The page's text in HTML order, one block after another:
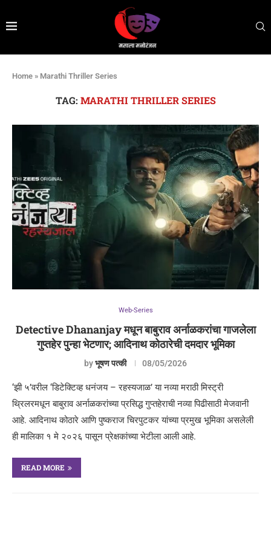
Home » Marathi Thriller Series
TAG: MARATHI THRILLER SERIES
Web-Series
Detective Dhananjay मधून बाबुराव अर्नाळकरांचा गाजलेला
गुप्तहेर पुन्हा भेटणार; आदिनाथ कोठारेची दमदार भूमिका
byभूषण पत्की 08/05/2026
‘झी ५’वरील ‘डिटेक्टिव्ह धनंजय – रहस्यजाळ’ या नव्या मराठी मिस्ट्री
थ्रिलरमधून बाबुराव अर्नाळकरांच्या प्रसिद्ध गुप्तहेराची नव्या पिढीसाठी मेजवानी
आहे. आदिनाथ कोठारे आणि पुष्कराज चिरपुटकर यांच्या प्रमुख भूमिका असलेली
ही मालिका १ मे २०२६ पासून प्रेक्षकांच्या भेटीला आली आहे.
READ MORE